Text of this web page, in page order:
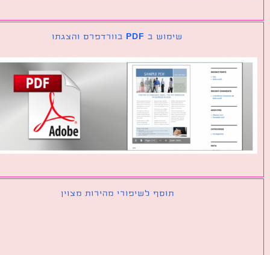
שימוש ב PDF בוורדפרס והצגתו
תוסף לשיפורי מהירות מצוין